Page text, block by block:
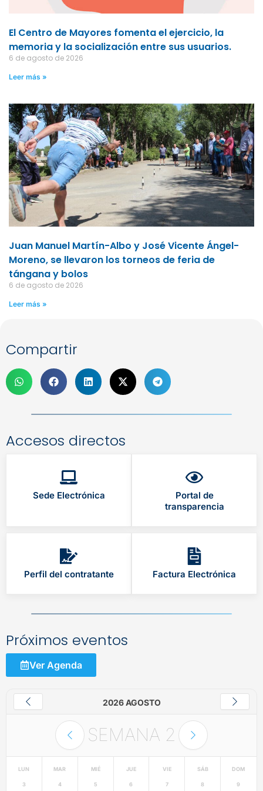
El Centro de Mayores fomenta el ejercicio, la
memoria y la socialización entre sus usuarios.
6 de agosto de 2026
Leer más »
Juan Manuel Martín-Albo y José Vicente Ángel-
Moreno, se llevaron los torneos de feria de
tángana y bolos
6 de agosto de 2026
Leer más »
Compartir
Accesos directos
Sede Electrónica
Portal de
transparencia
Perfil del contratante Factura Electrónica
Próximos eventos
Ver Agenda
2026 AGOSTO
SEMANA 2
LUN
3
MAR
4
MIÉ
5
JUE
6
VIE
7
SÁB
8
DOM
9